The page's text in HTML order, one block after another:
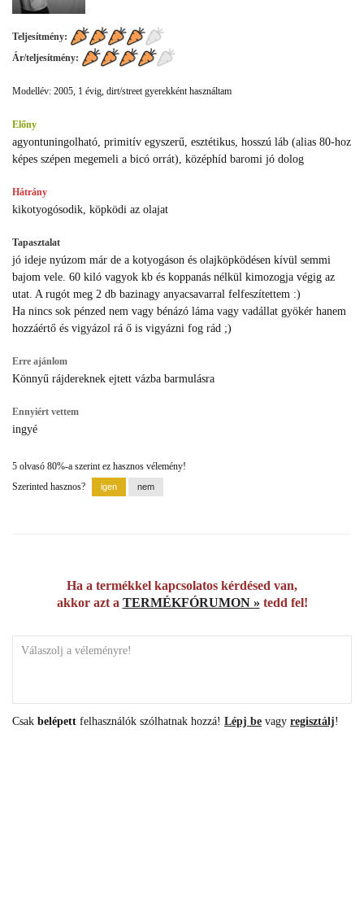
Teljesítmény:
Ár/teljesítmény:
Modellév: 2005, 1 évig, dirt/street gyerekként használtam
Előny
agyontuningolható, primitív egyszerű, esztétikus, hosszú láb (alias 80-hoz
képes szépen megemeli a bicó orrát), középhíd baromi jó dolog
Hátrány
kikotyogósodik, köpködi az olajat
Tapasztalat
jó ideje nyúzom már de a kotyogáson és olajköpködésen kívül semmi
bajom vele. 60 kiló vagyok kb és koppanás nélkül kimozogja végig az
utat. A rugót meg 2 db bazinagy anyacsavarral felfeszítettem :)
Ha nincs sok pénzed nem vagy bénázó láma vagy vadállat gyökér hanem
hozzáértő és vigyázol rá ő is vigyázni fog rád ;)
Erre ajánlom
Könnyű rájdereknek ejtett vázba barmulásra
Ennyiért vettem
ingyé
5 olvasó 80%-a szerint ez hasznos vélemény!
Szerinted hasznos?
Ha a termékkel kapcsolatos kérdésed van,
akkor azt a TERMÉKFÓRUMON » tedd fel!
Csak belépett felhasználók szólhatnak hozzá! Lépj be vagy regisztálj!